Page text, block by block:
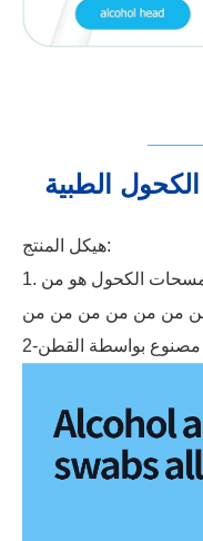
الطبية
هيكل المنتج:
1. تركيز محلول الإيثانول المستخدم في مسحات الكحول هو من
من من من من من من